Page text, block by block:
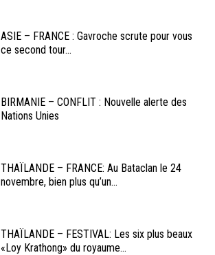
ASIE – FRANCE : Gavroche scrute pour vous
ce second tour...
BIRMANIE – CONFLIT : Nouvelle alerte des
Nations Unies
THAÏLANDE – FRANCE: Au Bataclan le 24
novembre, bien plus qu’un...
THAÏLANDE – FESTIVAL: Les six plus beaux
«Loy Krathong» du royaume...